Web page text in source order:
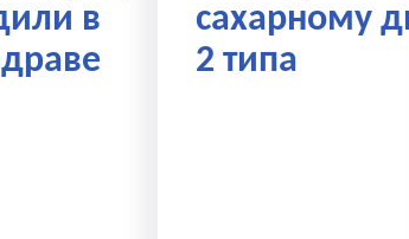
в
сахарному
2 типа